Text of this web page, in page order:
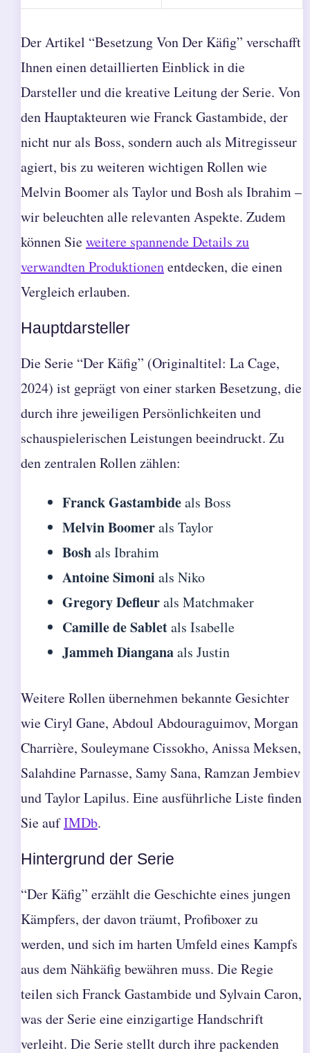
Der Artikel “Besetzung Von Der Käfig” verschafft
Ihnen einen detaillierten Einblick in die
Darsteller und die kreative Leitung der Serie. Von
den Hauptakteuren wie Franck Gastambide, der
nicht nur als Boss, sondern auch als Mitregisseur
agiert, bis zu weiteren wichtigen Rollen wie
Melvin Boomer als Taylor und Bosh als Ibrahim –
wir beleuchten alle relevanten Aspekte. Zudem
können Sieweitere spannende Details zu
verwandten Produktionenentdecken, die einen
Vergleich erlauben.
Hauptdarsteller
Die Serie “Der Käfig” (Originaltitel: La Cage,
2024) ist geprägt von einer starken Besetzung, die
durch ihre jeweiligen Persönlichkeiten und
schauspielerischen Leistungen beeindruckt. Zu
den zentralen Rollen zählen:
Franck Gastambideals Boss
Melvin Boomerals Taylor
Boshals Ibrahim
Antoine Simoni als Niko
Gregory Defleurals Matchmaker
Camille de Sabletals Isabelle
Jammeh Dianganaals Justin
Weitere Rollen übernehmen bekannte Gesichter
wie Ciryl Gane, Abdoul Abdouraguimov, Morgan
Charrière, Souleymane Cissokho, Anissa Meksen,
Salahdine Parnasse, Samy Sana, Ramzan Jembiev
und Taylor Lapilus. Eine ausführliche Liste finden
Sie aufIMDb.
Hintergrund der Serie
“Der Käfig” erzählt die Geschichte eines jungen
Kämpfers, der davon träumt, Profiboxer zu
werden, und sich im harten Umfeld eines Kampfs
aus dem Nähkäfig bewähren muss. Die Regie
teilen sich Franck Gastambide und Sylvain Caron,
was der Serie eine einzigartige Handschrift
verleiht. Die Serie stellt durch ihre packenden